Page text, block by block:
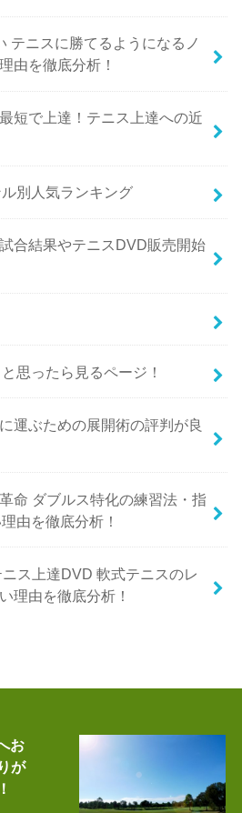
テニスに勝てるようになるノ
由を徹底分析！
短で上達！テニス上達への近
別人気ランキング
合結果やテニスDVD販売開始
思ったら見るページ！
運ぶための展開術の評判が良
命 ダブルス特化の練習法・指
由を徹底分析！
ス上達DVD 軟式テニスのレ
理由を徹底分析！
お
が